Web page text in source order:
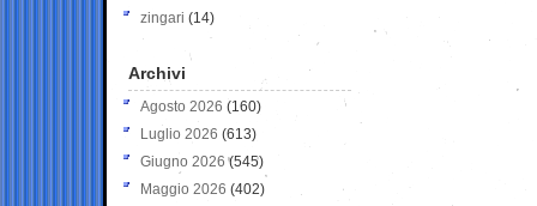
zingari (14)
Archivi
Agosto 2026 (160)
Luglio 2026 (613)
Giugno 2026 (545)
Maggio 2026 (402)